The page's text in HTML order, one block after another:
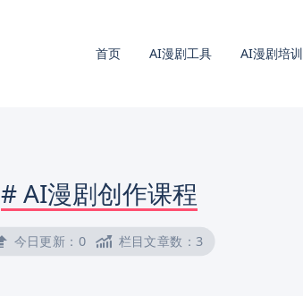
首页 AI漫剧工具 AI漫剧培训
#AI漫剧创作课程
今日更新： 0 栏目文章数： 3